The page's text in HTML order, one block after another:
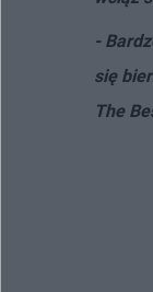
-
się
The